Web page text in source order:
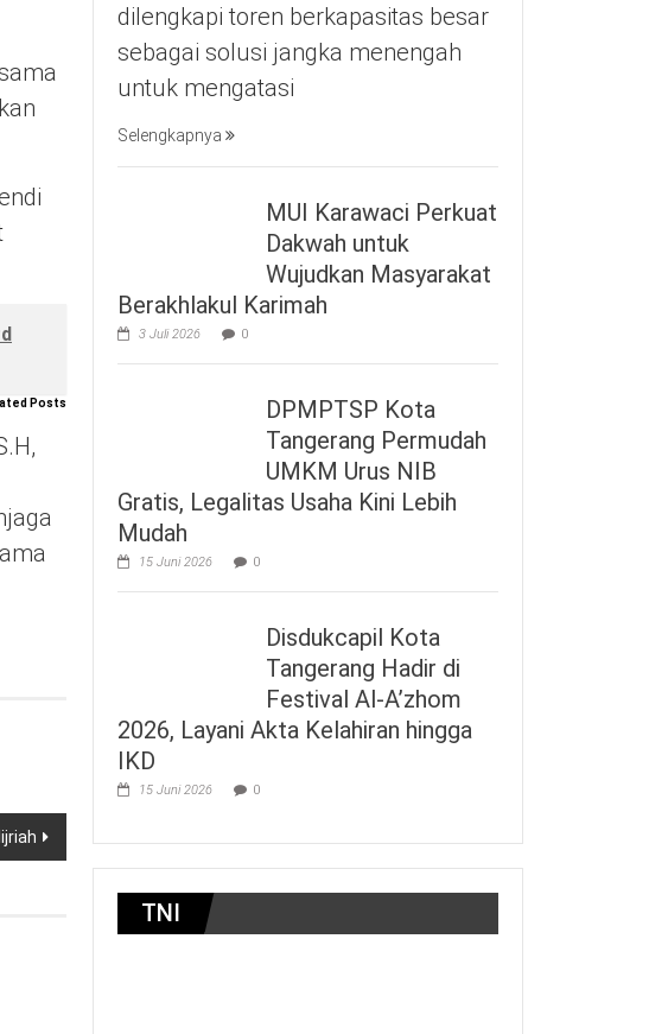
Posts
dilengkapi toren berkapasitas besar
sebagai solusi jangka menengah
untuk mengatasi
Selengkapnya
MUI Karawaci Perkuat
Dakwah untuk
Wujudkan Masyarakat
Berakhlakul Karimah
3 Juli 2026 0
DPMPTSP Kota
Tangerang Permudah
UMKM Urus NIB
Gratis, Legalitas Usaha Kini Lebih
Mudah
15 Juni 2026 0
Disdukcapil Kota
Tangerang Hadir di
Festival Al-A’zhom
2026, Layani Akta Kelahiran hingga
IKD
15 Juni 2026 0
TNI